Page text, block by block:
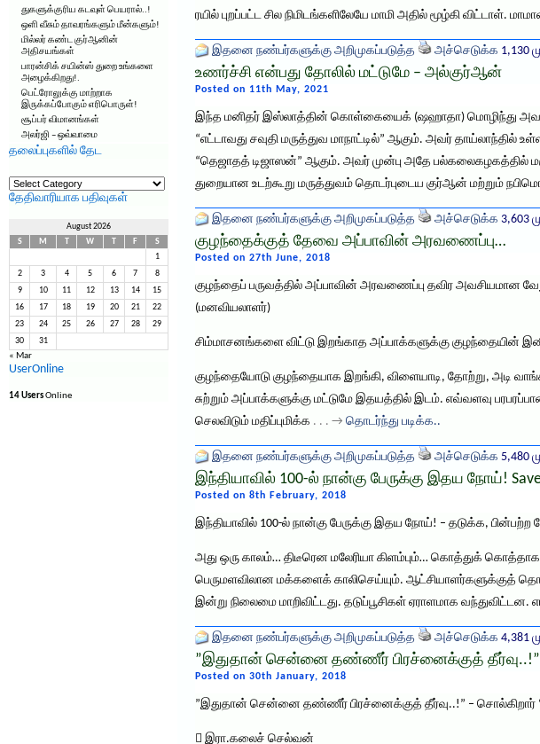
துகளுக்குரிய கடவுள் பெயரால்..!
ஒளி வீசும் தாவரங்களும் மீன்களும்!
மில்லர் கண்ட குர்ஆனின்
அதிசயங்கள்
பாரன்சிக் சயின்ஸ் துறை உங்களை
அழைக்கிறது!.
பெட்ரோலுக்கு மாற்றாக
இருக்கப்போகும் எரிபொருள்!
சூப்பர் விமானங்கள்
அலர்ஜி – ஒவ்வாமை
தலைப்புகளில் தேட
தலைப்புகளில்
தேட
தேதிவாரியாக பதிவுகள்
August 2026
S
M W F
S
1
2 3 4 5 6 7 8
9 10 11 12 13 14 15
16 17 18 19 20 21 22
23 24 25 26 27 28 29
30 31
« Mar
UserOnline
14 UsersOnline
ரயில் புறப்பட்ட சில நிமிடங்களிலேயே மாமி அதில் மூழ்கி விட்டாள்.
இதனை நண்பர்களுக்கு அறிமுகப்படுத்த அச்செடுக்க 1,130
உணர்ச்சி என்பது தோலில் மட்டுமே – அல்குர்ஆன்
Posted on 11th May, 2021
இந்த மனிதர் இஸ்லாத்தின் கொள்கையைக் (ஷஹாதா) மொழிந்து அவர்
“எட்டாவது சவுதி மருத்துவ மாநாட்டில்” ஆகும். அவர் தாய்லாந்தில்
“தெஜாதத் டிஜாஸன்” ஆகும். அவர் முன்பு அதே பல்கலைகழகத்தில்
துறையான உடற்கூறு மருத்துவம் தொடர்புடைய குர்ஆன் மற்றும்
இதனை நண்பர்களுக்கு அறிமுகப்படுத்த அச்செடுக்க 3,603
குழந்தைக்குத் தேவை அப்பாவின் அரவணைப்பு…
Posted on 27th June, 2018
குழந்தைப் பருவத்தில் அப்பாவின் அரவணைப்பு தவிர அவசியமான
(மனவியலாளர்)
சிம்மாசனங்களை விட்டு இறங்காத அப்பாக்களுக்கு குழந்தையின்
குழந்தையோடு குழந்தையாக இறங்கி, விளையாடி, தோற்று, அடி
சுற்றும் அப்பாக்களுக்கு மட்டுமே இதயத்தில் இடம். எவ்வளவு
செலவிடும் மதிப்புமிக்க . . . → தொடர்ந்து படிக்க..
இதனை நண்பர்களுக்கு அறிமுகப்படுத்த அச்செடுக்க 5,480
இந்தியாவில் 100-ல் நான்கு பேருக்கு இதய நோய்!
Posted on 8th February, 2018
இந்தியாவில் 100-ல் நான்கு பேருக்கு இதய நோய்! – தடுக்க,
அது ஒரு காலம்… திடீரென மலேரியா கிளம்பும்… கொத்துக்
பெருமளவிலான மக்களைக் காலிசெய்யும். ஆட்சியாளர்களுக்குத்
இன்று நிலைமை மாறிவிட்டது. தடுப்பூசிகள் ஏராளமாக
இதனை நண்பர்களுக்கு அறிமுகப்படுத்த அச்செடுக்க 4,381
”இதுதான் சென்னை தண்ணீர் பிரச்னைக்குத் தீர்வு..!”
Posted on 30th January, 2018
”இதுதான் சென்னை தண்ணீர் பிரச்னைக்குத் தீர்வு..!” – சொல்கிறார்
 இரா.கலைச் செல்வன்